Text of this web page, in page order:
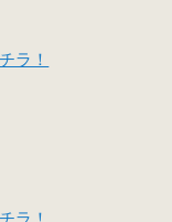
ラ！
ラ！